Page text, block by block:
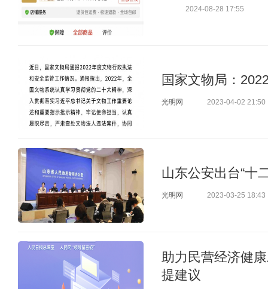
2024-08-28 17:55
国家文物局：
光明网 2023-04-02 21:50
山东公安出台“十
光明网 2023-03-25 18:43
助力民营经济健
提建议